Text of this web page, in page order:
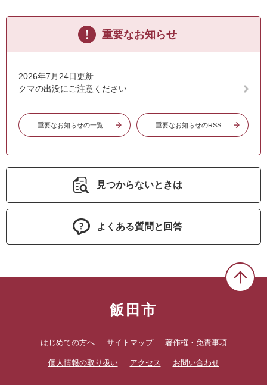
重要なお知らせ
2026年7月24日更新
クマの出没にご注意ください
重要なお知らせの一覧 重要なお知らせのRSS
見つからないときは
よくある質問と回答
飯田市
はじめての方へ サイトマップ 著作権・免責事項
個人情報の取り扱い アクセス お問い合わせ